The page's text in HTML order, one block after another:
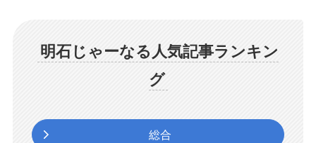
明石じゃーなる人気記事ランキン
グ
総合